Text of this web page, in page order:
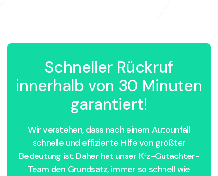
Schneller Rückruf
innerhalb von 30 Minuten
garantiert!
Wir verstehen, dass nach einem Autounfall
schnelle und effiziente Hilfe von größter
Bedeutung ist. Daher hat unser Kfz-Gutachter-
Team den Grundsatz, immer so schnell wie